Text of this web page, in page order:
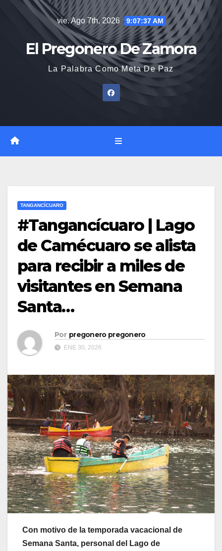
vie. Ago 7th, 2026 9:07:37 AM
El Pregonero De Zamora
La Palabra Como Meta De Paz
TANGANCÍCUARO
#Tangancícuaro | Lago
de Camécuaro se alista
para recibir a miles de
visitantes en Semana
Santa…
Por pregonero pregonero
ENE 30, 2026
Con motivo de la temporada vacacional de
Semana Santa, personal del Lago de